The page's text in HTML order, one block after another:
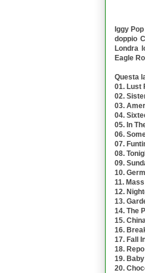
Iggy Pop
doppio
Londra
Eagle
Questa
01. Lust
02.
03.
04.
05. In
06.
07.
08.
09.
10.
11.
12.
13.
14. The
15.
16.
17. Fall
18.
19. Baby
20.